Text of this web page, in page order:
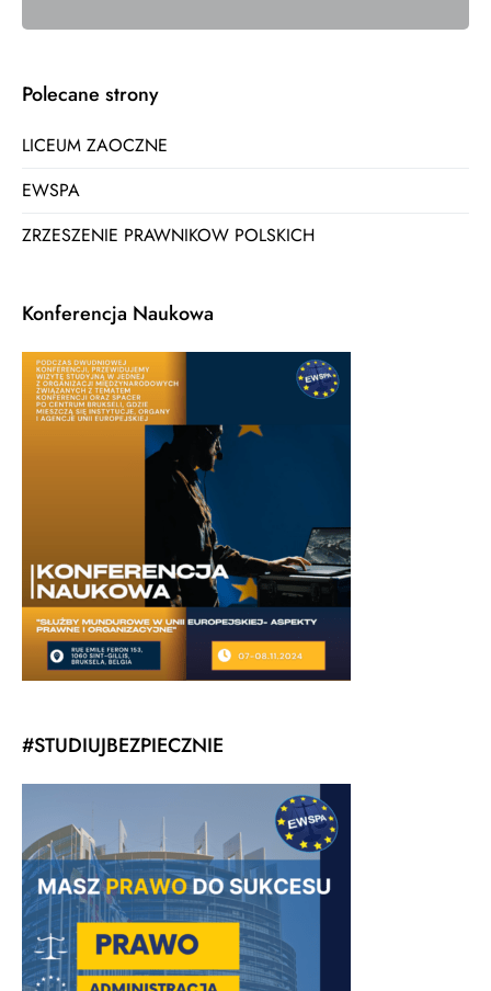
Polecane strony
LICEUM ZAOCZNE
EWSPA
ZRZESZENIE PRAWNIKOW POLSKICH
Konferencja Naukowa
#STUDIUJBEZPIECZNIE